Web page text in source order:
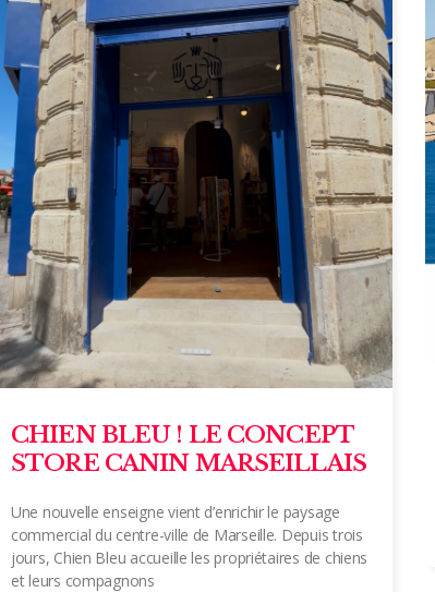
CHIEN BLEU ! LE CONCEPT
STORE CANIN MARSEILLAIS
Une nouvelle enseigne vient d’enrichir le paysage
commercial du centre-ville de Marseille. Depuis trois
jours, Chien Bleu accueille les propriétaires de chiens
et leurs compagnons